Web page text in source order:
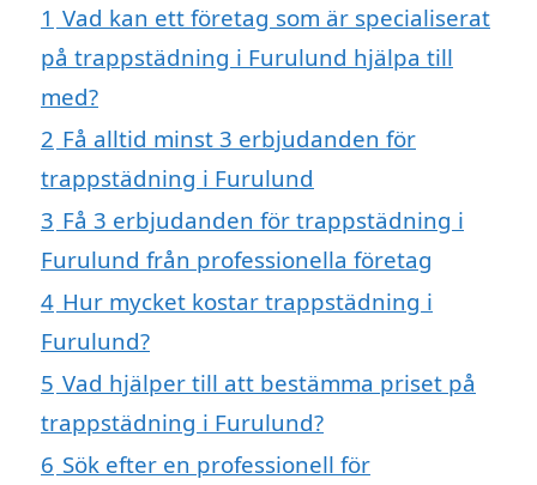
1 Vad kan ett företag som är specialiserat
på trappstädning i Furulund hjälpa till
med?
2 Få alltid minst 3 erbjudanden för
trappstädning i Furulund
3 Få 3 erbjudanden för trappstädning i
Furulund från professionella företag
4 Hur mycket kostar trappstädning i
Furulund?
5 Vad hjälper till att bestämma priset på
trappstädning i Furulund?
6 Sök efter en professionell för